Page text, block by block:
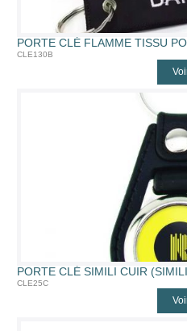
CLE130B
PORTE CLÉ SIMILI CUIR
CLE25C